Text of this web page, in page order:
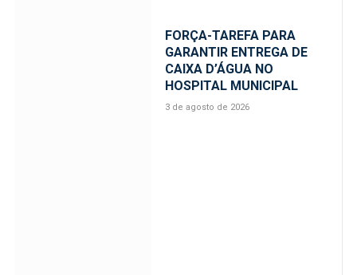
FORÇA-TAREFA PARA
GARANTIR ENTREGA DE
CAIXA D’ÁGUA NO
HOSPITAL MUNICIPAL
3 de agosto de 2026